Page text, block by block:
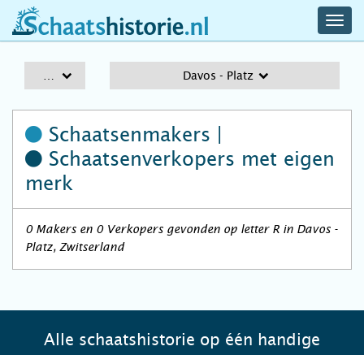
schaatshistorie.nl
Davos - Platz
Schaatsenmakers |
Schaatsenverkopers met eigen
merk
0 Makers en 0 Verkopers gevonden op letter R in Davos -
Platz, Zwitserland
Alle schaatshistorie op één handige